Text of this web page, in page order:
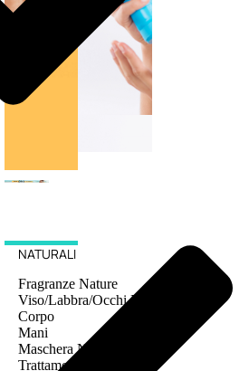
NATURALI
Fragranze Nature
Viso/Labbra/Occhi Nature
Corpo
Mani
Maschera Nature
Trattamenti Viso